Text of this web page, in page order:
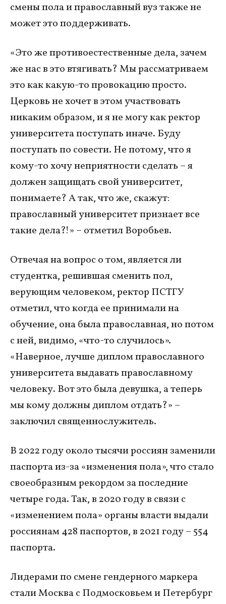
смены пола и православный вуз также не
может это поддерживать.
«Это же противоестественные дела, зачем
же нас в это втягивать? Мы рассматриваем
это как какую-то провокацию просто.
Церковь не хочет в этом участвовать
никаким образом, и я не могу как ректор
университета поступать иначе. Буду
поступать по совести. Не потому, что я
кому-то хочу неприятности сделать – я
должен защищать свой университет,
понимаете? А так, что же, скажут:
православный университет признает все
такие дела?!» – отметил Воробьев.
Отвечая на вопрос о том, является ли
студентка, решившая сменить пол,
верующим человеком, ректор ПСТГУ
отметил, что когда ее принимали на
обучение, она была православная, но потом
с ней, видимо, «что-то случилось».
«Наверное, лучше диплом православного
университета выдавать православному
человеку. Вот это была девушка, а теперь
мы кому должны диплом отдать?» –
заключил священнослужитель.
В 2022 году около тысячи россиян заменили
паспорта из-за «изменения пола», что стало
своеобразным рекордом за последние
четыре года. Так, в 2020 году в связи с
«изменением пола» органы власти выдали
россиянам 428 паспортов, в 2021 году – 554
паспорта.
Лидерами по смене гендерного маркера
стали Москва с Подмосковьем и Петербург